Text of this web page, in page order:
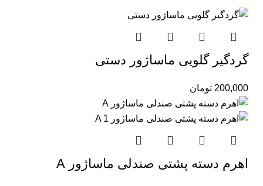
گردگیر گلویی ماساژور دستی
200,000 تومان
اهرم دسته پشتی صندلی ماساژور A